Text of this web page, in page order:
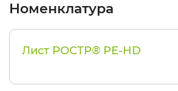
Номенклатура
Лист РОСТР® PE-HD